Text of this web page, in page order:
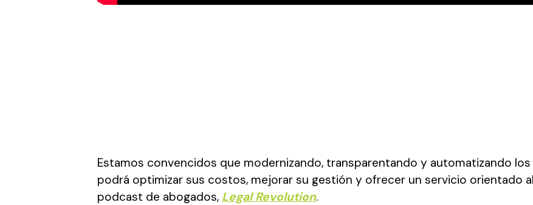
Estamos convencidos que modernizando, transparentando y automatizando
podrá optimizar sus costos, mejorar su gestión y ofrecer un servicio orientado
podcast de abogados, Legal Revolution.